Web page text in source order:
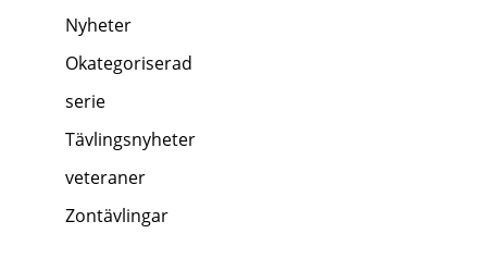
Nyheter
Okategoriserad
serie
Tävlingsnyheter
veteraner
Zontävlingar